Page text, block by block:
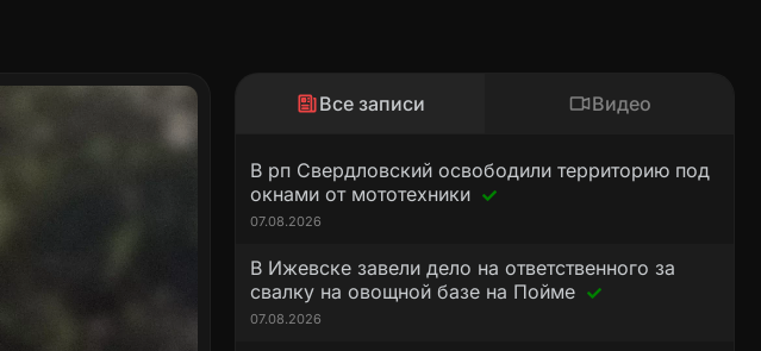
Все записи Видео
В рп Свердловский освободили территорию под
окнами от мототехники
07.08.2026
В Ижевске завели дело на ответственного за
свалку на овощной базе на Пойме
07.08.2026